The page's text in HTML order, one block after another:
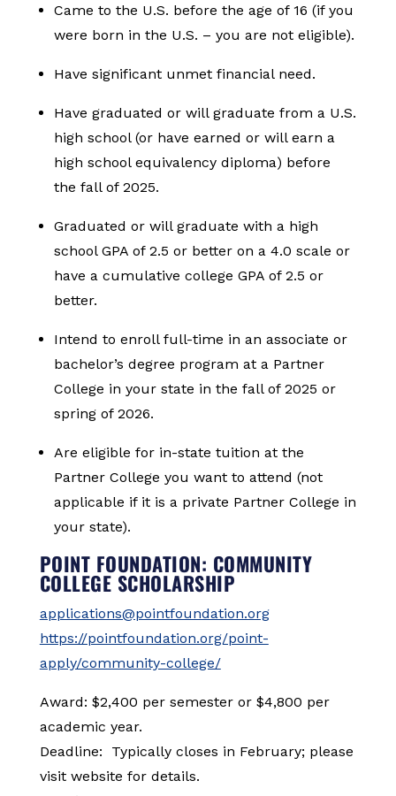
Came to the U.S. before the age of 16 (if you
were born in the U.S. – you are not eligible).
Have significant unmet financial need.
Have graduated or will graduate from a U.S.
high school (or have earned or will earn a
high school equivalency diploma) before
the fall of 2025.
Graduated or will graduate with a high
school GPA of 2.5 or better on a 4.0 scale or
have a cumulative college GPA of 2.5 or
better.
Intend to enroll full-time in an associate or
bachelor’s degree program at a Partner
College in your state in the fall of 2025 or
spring of 2026.
Are eligible for in-state tuition at the
Partner College you want to attend (not
applicable if it is a private Partner College in
your state).
POINT FOUNDATION: COMMUNITY
COLLEGE SCHOLARSHIP
applications@pointfoundation.org
https://pointfoundation.org/point-
apply/community-college/
Award: $2,400 per semester or $4,800 per
academic year.
Deadline: Typically closes in February; please
visit website for details.